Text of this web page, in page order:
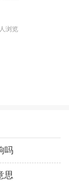
浏览
吗
思